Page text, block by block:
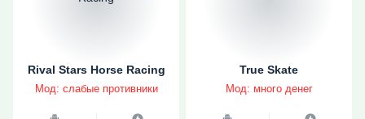
Rival Stars Horse Racing
Мод: слабые противники
True Skate
Мод: много денег